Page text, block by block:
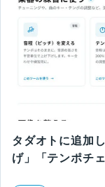
タダオトに追加
げ」「テンポチ